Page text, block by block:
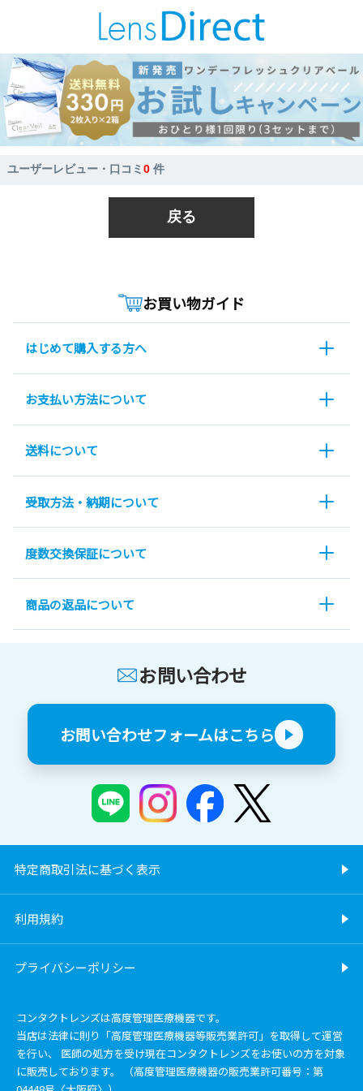
ユーザーレビュー・口コミ0 件
戻る
お買い物ガイド
はじめて購入する方へ
お支払い方法について
送料について
受取方法・納期について
度数交換保証について
商品の返品について
お問い合わせ
お問い合わせフォームはこちら
特定商取引法に基づく表示
利用規約
プライバシーポリシー
コンタクトレンズは高度管理医療機器です。
当店は法律に則り「高度管理医療機器等販売業許可」を取得して運営
を行い、 医師の処方を受け現在コンタクトレンズをお使いの方を対象
に販売しております。 （高度管理医療機器の販売業許可番号：第